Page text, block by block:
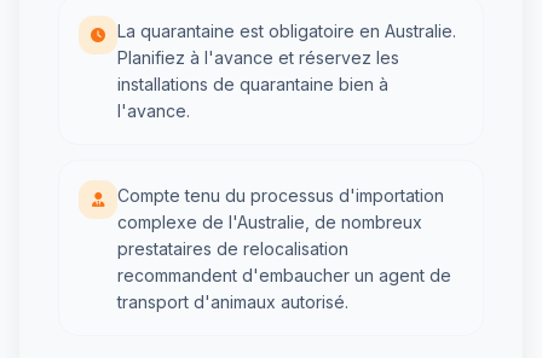
La quarantaine est obligatoire en Australie.
Planifiez à l'avance et réservez les
installations de quarantaine bien à
l'avance.
Compte tenu du processus d'importation
complexe de l'Australie, de nombreux
prestataires de relocalisation
recommandent d'embaucher un agent de
transport d'animaux autorisé.